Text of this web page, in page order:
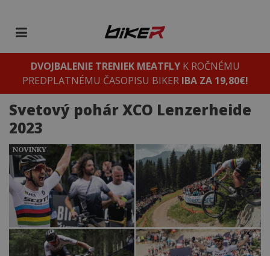
DVOJBALENIE TRENIEK MEATFLYK ROČNÉMU
PREDPLATNÉMU ČASOPISU BIKER IBA ZA 19,80€!
Svetový pohár XCO Lenzerheide
2023
NOVINKY